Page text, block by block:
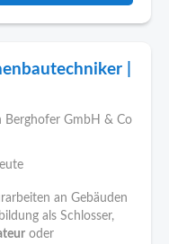
|
Berghofer GmbH & Co
an Gebäuden
als Schlosser,
oder